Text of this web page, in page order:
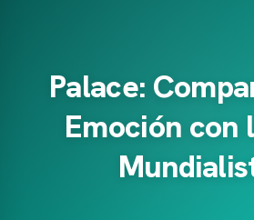
Palace:
Emoción con